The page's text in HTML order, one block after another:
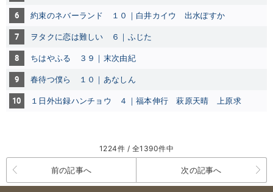
6 約束のネバーランド １０｜白井カイウ 出水ぽすか
7 ヲタクに恋は難しい ６｜ふじた
8 ちはやふる ３９｜末次由紀
9 春待つ僕ら １０｜あなしん
10 １日外出録ハンチョウ ４｜福本伸行 萩原天晴 上原求
1224件 / 全1390件中
前の記事へ 次の記事へ